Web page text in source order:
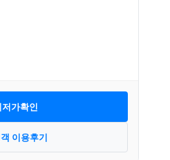
저가확인
이용후기